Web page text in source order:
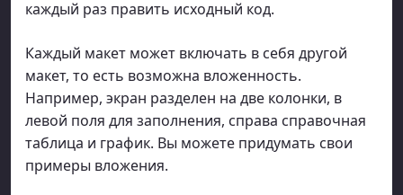
каждый раз править исходный код.
Каждый макет может включать в себя другой
макет, то есть возможна вложенность.
Например, экран разделен на две колонки, в
левой поля для заполнения, справа справочная
таблица и график. Вы можете придумать свои
примеры вложения.